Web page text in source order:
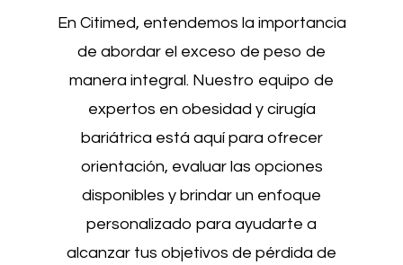
En Citimed, entendemos la importancia
de abordar el exceso de peso de
manera integral. Nuestro equipo de
expertos en obesidad y cirugía
bariátrica está aquí para ofrecer
orientación, evaluar las opciones
disponibles y brindar un enfoque
personalizado para ayudarte a
alcanzar tus objetivos de pérdida de